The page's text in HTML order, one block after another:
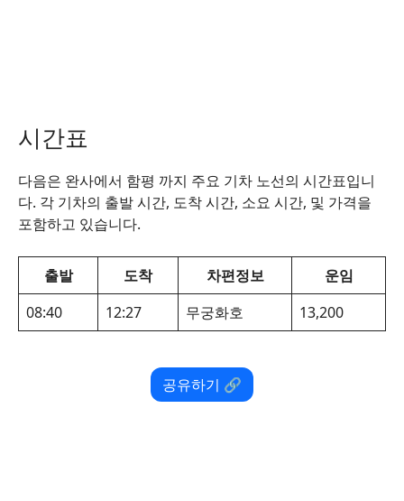
시간표
다음은 완사에서 함평 까지 주요 기차 노선의 시간표입니
다. 각 기차의 출발 시간, 도착 시간, 소요 시간, 및 가격을
포함하고 있습니다.
출발 도착 차편정보
운임
08:40
12:27 무궁화호 13,200
공유하기 🔗